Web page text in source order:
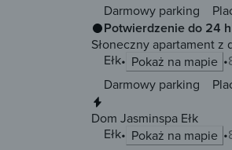
Darmowy parking
Potwierdzenie do 24 h
Słoneczny apartament
Ełk
Pokaż na mapie
Darmowy parking
Dom Jasminspa Ełk
Ełk
Pokaż na mapie